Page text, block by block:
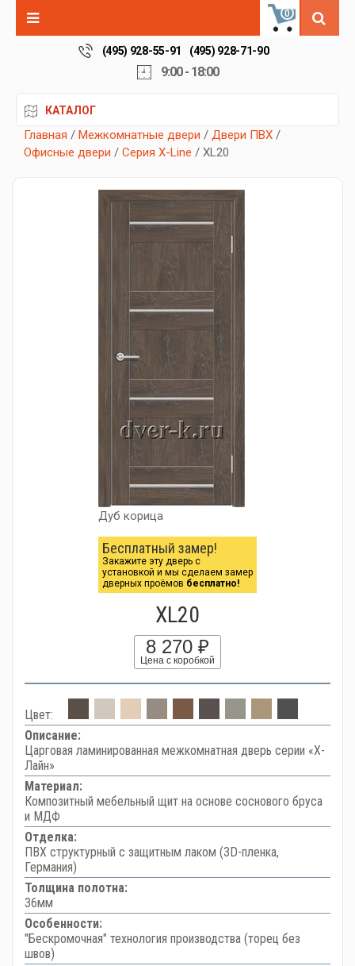
0
(495) 928-55-91 (495) 928-71-90
9:00 - 18:00
КАТАЛОГ
Главная / Межкомнатные двери / Двери ПВХ /
Офисные двери / Серия X-Line / XL20
Дуб корица
Бесплатный замер!
Закажите эту дверь с
установкой и мы сделаем замер
дверных проёмов бесплатно!
XL20
8 270 ₽
Цена с коробкой
Цвет:
Описание:
Царговая ламинированная межкомнатная дверь серии «Х-
Лайн»
Материал:
Композитный мебельный щит на основе соснового бруса
и МДФ
Отделка:
ПВХ структурный с защитным лаком (3D-пленка,
Германия)
Толщина полотна:
36мм
Особенности:
"Бескромочная" технология производства (торец без
швов)